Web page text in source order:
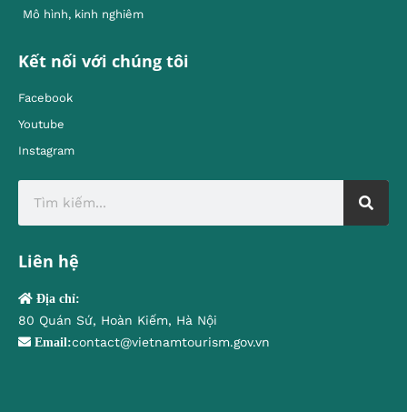
Mô hình, kinh nghiêm
Kết nối với chúng tôi
Facebook
Youtube
Instagram
Liên hệ
Địa chỉ:
80 Quán Sứ, Hoàn Kiếm, Hà Nội
Email:contact@vietnamtourism.gov.vn